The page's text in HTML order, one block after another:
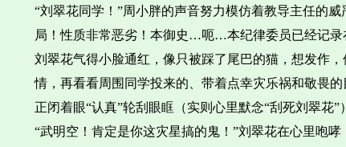
“刘翠花同学！”周小胖的声音努力模仿着教导主任的
局！性质非常恶劣！本御史…呃…本纪律委员已经记录
刘翠花气得小脸通红，像只被踩了尾巴的猫，想发作
情，再看看周围同学投来的、带着点幸灾乐祸和敬畏
正闭着眼“认真”轮刮眼眶（实则心里默念“刮死刘翠花”
“武明空！肯定是你这灾星搞的鬼！”刘翠花在心里咆